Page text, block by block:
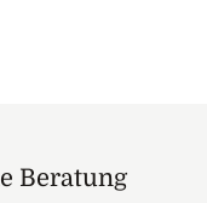
Beratung